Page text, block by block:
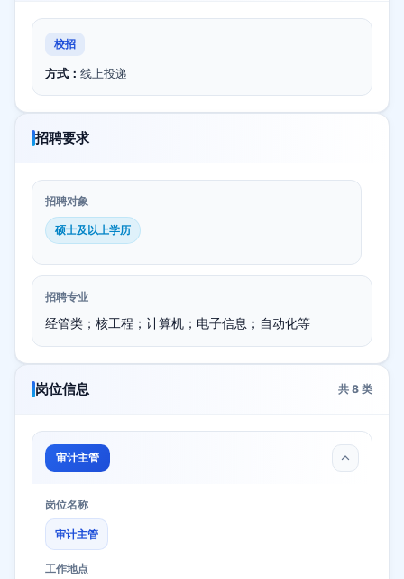
校招
方式： 线上投递
招聘要求
招聘对象
硕士及以上学历
招聘专业
经管类；核工程；计算机；电子信息；自动化等
岗位信息 共 8 类
审计主管
岗位名称
审计主管
工作地点